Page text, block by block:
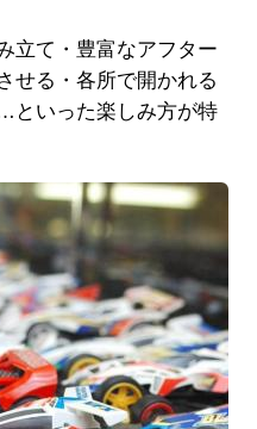
立て・豊富なアフター
せる・各所で開かれる
いった楽しみ方が特